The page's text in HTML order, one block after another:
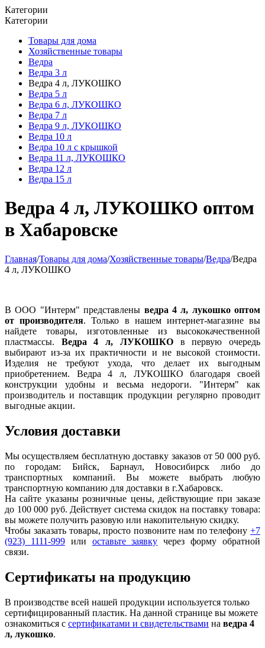
Категории
Категории
Товары для дома
Хозяйственные товары
Ведра
Ведра 3 л
Ведра 4 л, ЛУКОШКО
Ведра 5 л
Ведра 6 л, ЛУКОШКО
Ведра 7 л
Ведра 9 л, ЛУКОШКО
Ведра 10 л
Ведра 10 л с крышкой
Ведра 11 л, ЛУКОШКО
Ведра 12 л
Ведра 15 л
Ведра 4 л, ЛУКОШКО оптом
в Хабаровске
Главная/Товары для дома/Хозяйственные товары/Ведра/Ведра
4 л, ЛУКОШКО
В ООО "Интерм" представлены ведра 4 л, лукошко оптом
от производителя. Только в нашем интернет-магазине вы
найдете товары, изготовленные из высококачественной
пластмассы. Ведра 4 л, ЛУКОШКО
в первую очередь
выбирают из-за их практичности и не высокой стоимости.
Изделия не требуют ухода, что делает их выгодным
приобретением. Ведра 4 л, ЛУКОШКО благодаря своей
конструкции удобны и весьма недороги. "Интерм" как
производитель и поставщик продукции регулярно проводит
выгодные акции.
Условия доставки
Мы осуществляем бесплатную доставку заказов от 50 000 руб.
по городам: Бийск, Барнаул, Новосибирск либо до
транспортных компаний. Вы можете выбрать любую
транспортную компанию для доставки в г.Хабаровск.
На сайте указаны розничные цены, действующие при заказе
до 100 000 руб. Действует система скидок на поставку товара:
вы можете получить разовую или накопительную скидку.
Чтобы заказать товары, просто позвоните нам по телефону +7
(923) 1111-999или оставьте заявку
через форму обратной
связи.
Сертификаты на продукцию
В производстве всей нашей продукции используется только
сертифицированный пластик. На данной странице вы можете
ознакомиться с сертификатами и свидетельствами на ведра 4
л, лукошко.